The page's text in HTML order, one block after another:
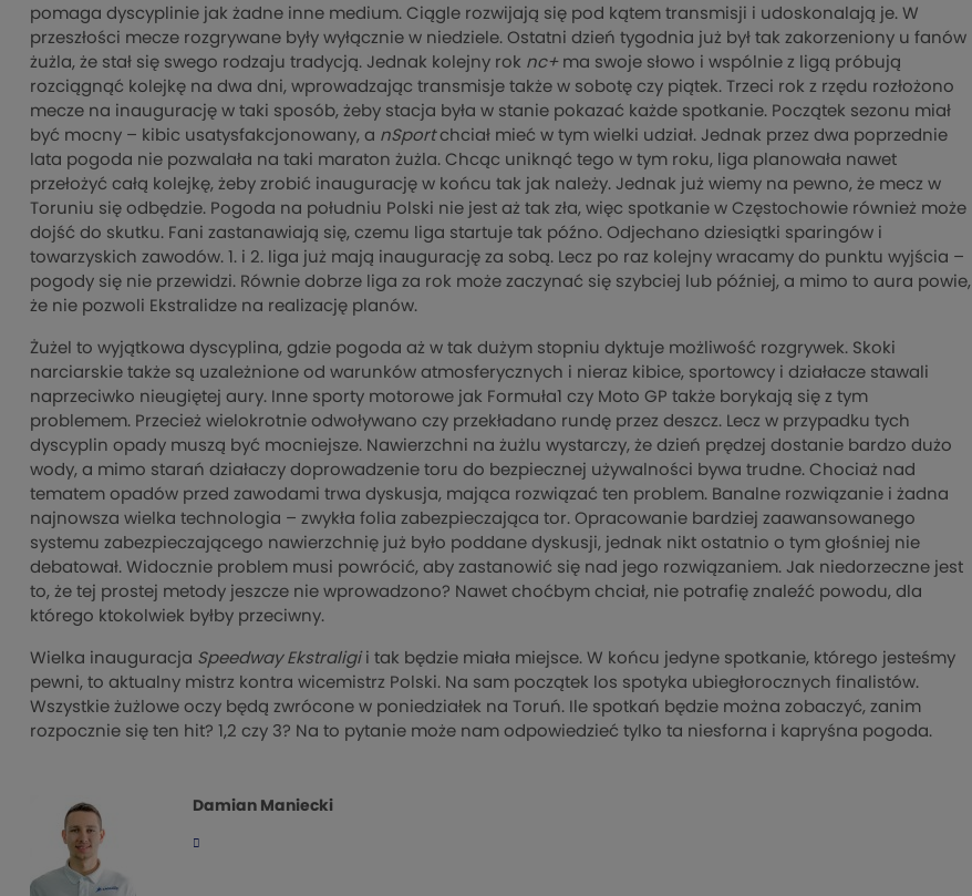
pomaga dyscyplinie jak żadne inne medium. Ciągle rozwijają się pod kątem transmisji i udoskonalają je. W
przeszłości mecze rozgrywane były wyłącznie w niedziele. Ostatni dzień tygodnia już był tak zakorzeniony u fanów
żużla, że stał się swego rodzaju tradycją. Jednak kolejny rok nc+ma swoje słowo i wspólnie z ligą próbują
rozciągnąć kolejkę na dwa dni, wprowadzając transmisje także w sobotę czy piątek. Trzeci rok z rzędu rozłożono
mecze na inaugurację w taki sposób, żeby stacja była w stanie pokazać każde spotkanie. Początek sezonu miał
być mocny – kibic usatysfakcjonowany, a nSportchciał mieć w tym wielki udział. Jednak przez dwa poprzednie
lata pogoda nie pozwalała na taki maraton żużla. Chcąc uniknąć tego w tym roku, liga planowała nawet
przełożyć całą kolejkę, żeby zrobić inaugurację w końcu tak jak należy. Jednak już wiemy na pewno, że mecz w
Toruniu się odbędzie. Pogoda na południu Polski nie jest aż tak zła, więc spotkanie w Częstochowie również może
dojść do skutku. Fani zastanawiają się, czemu liga startuje tak późno. Odjechano dziesiątki sparingów i
towarzyskich zawodów. 1. i 2. liga już mają inaugurację za sobą. Lecz po raz kolejny wracamy do punktu wyjścia –
pogody się nie przewidzi. Równie dobrze liga za rok może zaczynać się szybciej lub później, a mimo to aura powie,
że nie pozwoli Ekstralidze na realizację planów.
Żużel to wyjątkowa dyscyplina, gdzie pogoda aż w tak dużym stopniu dyktuje możliwość rozgrywek. Skoki
narciarskie także są uzależnione od warunków atmosferycznych i nieraz kibice, sportowcy i działacze stawali
naprzeciwko nieugiętej aury. Inne sporty motorowe jak Formuła1 czy Moto GP także borykają się z tym
problemem. Przecież wielokrotnie odwoływano czy przekładano rundę przez deszcz. Lecz w przypadku tych
dyscyplin opady muszą być mocniejsze. Nawierzchni na żużlu wystarczy, że dzień prędzej dostanie bardzo dużo
wody, a mimo starań działaczy doprowadzenie toru do bezpiecznej używalności bywa trudne. Chociaż nad
tematem opadów przed zawodami trwa dyskusja, mająca rozwiązać ten problem. Banalne rozwiązanie i żadna
najnowsza wielka technologia – zwykła folia zabezpieczająca tor. Opracowanie bardziej zaawansowanego
systemu zabezpieczającego nawierzchnię już było poddane dyskusji, jednak nikt ostatnio o tym głośniej nie
debatował. Widocznie problem musi powrócić, aby zastanowić się nad jego rozwiązaniem. Jak niedorzeczne jest
to, że tej prostej metody jeszcze nie wprowadzono? Nawet choćbym chciał, nie potrafię znaleźć powodu, dla
którego ktokolwiek byłby przeciwny.
Wielka inauguracja Speedway Ekstraligii tak będzie miała miejsce. W końcu jedyne spotkanie, którego jesteśmy
pewni, to aktualny mistrz kontra wicemistrz Polski. Na sam początek los spotyka ubiegłorocznych finalistów.
Wszystkie żużlowe oczy będą zwrócone w poniedziałek na Toruń. Ile spotkań będzie można zobaczyć, zanim
rozpocznie się ten hit? 1,2 czy 3? Na to pytanie może nam odpowiedzieć tylko ta niesforna i kapryśna pogoda.
Damian Maniecki